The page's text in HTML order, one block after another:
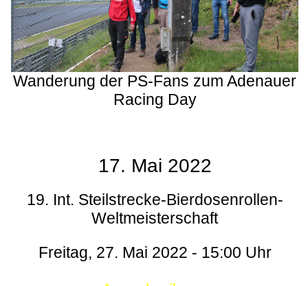
Wanderung der PS-Fans zum Adenauer
Racing Day
17. Mai 2022
19. Int. Steilstrecke-Bierdosenrollen-
Weltmeisterschaft
Freitag, 27. Mai 2022 - 15:00 Uhr